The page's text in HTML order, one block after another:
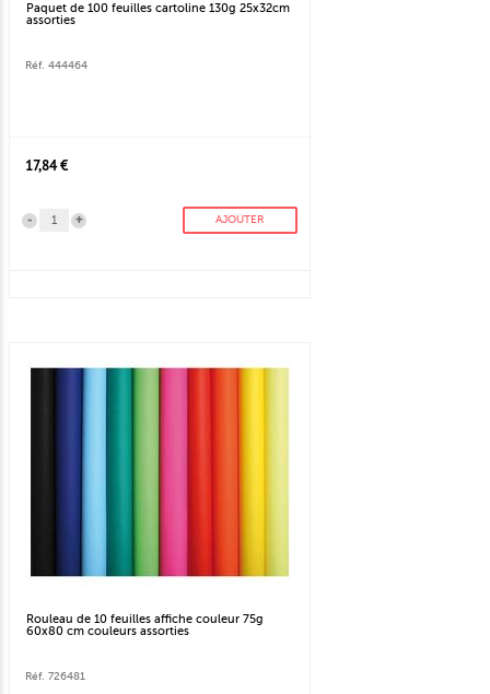
Paquet de 100 feuilles cartoline 130g 25x32cm
assorties
Réf. 444464
17,84 €
+
- AJOUTER
Rouleau de 10 feuilles affiche couleur 75g
60x80 cm couleurs assorties
Réf. 726481